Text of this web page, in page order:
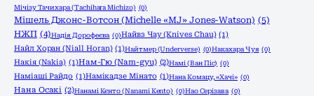
Мічізу Тачихара (Tachihara Michizo) (0)
Мішель Джонс-Вотсон (Michelle «MJ» Jones-Watson) (5)
НЖП (4)Надія Дорофеєва (0)Найвз Чау (Knives Chau) (1)
Найл Хоран (Niall Horan) (1)Найтмер (Underverse) (0)Накахара Чуя (0)
Накія (Nakia) (1)Нам-Гю (Nam-gyu) (2)Намі (Ван Піс) (0)
Наміаші Райдо (1)Намікадзе Мінато (1)Нана Комацу, «Хачі» (0)
Нана Осакі (2)Нанамі Кєнто (Nanami Kento) (0)Нао Серізава (0)